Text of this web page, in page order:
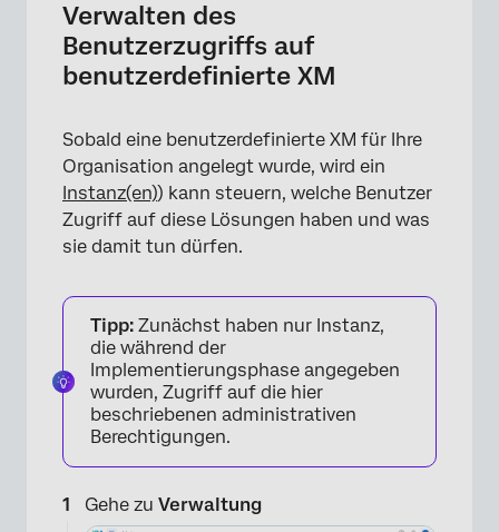
Verwalten des
Benutzerzugriffs auf
benutzerdefinierte XM
Sobald eine benutzerdefinierte XM für Ihre
Organisation angelegt wurde, wird ein
Instanz(en)) kann steuern, welche Benutzer
Zugriff auf diese Lösungen haben und was
sie damit tun dürfen.
Tipp: Zunächst haben nur Instanz,
die während der
Implementierungsphase angegeben
wurden, Zugriff auf die hier
beschriebenen administrativen
Berechtigungen.
Gehe zu Verwaltung